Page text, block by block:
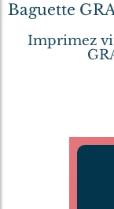
Baguette
Imprimez